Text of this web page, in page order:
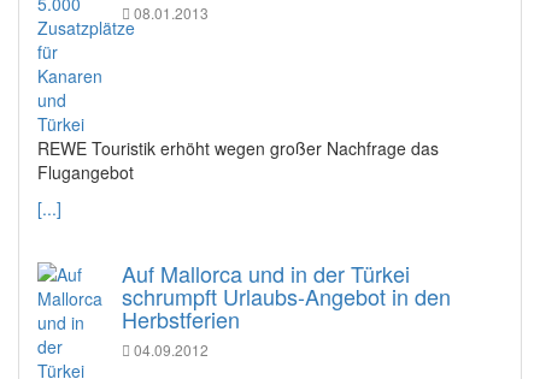
08.01.2013
REWE Touristik erhöht wegen großer Nachfrage das
Flugangebot
[...]
Auf Mallorca und in der Türkei
schrumpft Urlaubs-Angebot in den
Herbstferien
04.09.2012